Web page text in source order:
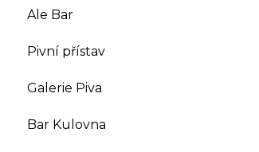
Ale Bar
Pivní přístav
Galerie Piva
Bar Kulovna